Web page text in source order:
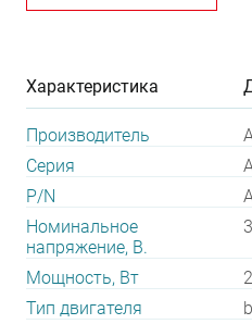
Характеристика
Производитель
Серия
P/N
Номинальное
напряжение, В.
3
Мощность, Вт
2
Тип двигателя